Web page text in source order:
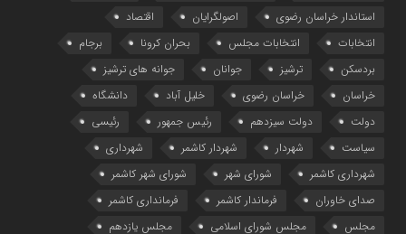
استاندار خراسان رضوی
اصولگرایان
اقتصاد
انتخابات
انتخابات مجلس بحران کرونا
برجام
بردسکن
ترشیز جوانان
جوانه های ترشیز
خراسان
خراسان رضوی خلیل آباد
دانشگاه
دولت
دولت سیزدهم رئیس جمهور
رئیسی
سیاست
شهردار شهردار کاشمر
شهرداری
شهرداری کاشمر
شورای شهر
شورای شهر کاشمر
صدای خاوران
فرماندار کاشمر
فرمانداری کاشمر
مجلس
مجلس شورای اسلامی مجلس یازدهم